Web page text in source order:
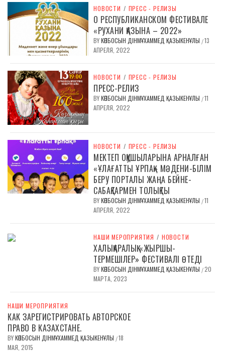
НОВОСТИ / ПРЕСС - РЕЛИЗЫ
О РЕСПУБЛИКАНСКОМ ФЕСТИВАЛЕ
«РУХАНИ ҚАЗЫНА – 2022»
BYКӨПБОСЫН ДІНМҰХАММЕД ҚАЗЫКЕНҰЛЫ /13
АПРЕЛЯ, 2022
НОВОСТИ / ПРЕСС - РЕЛИЗЫ
ПРЕСС-РЕЛИЗ
BYКӨПБОСЫН ДІНМҰХАММЕД ҚАЗЫКЕНҰЛЫ /11
АПРЕЛЯ, 2022
НОВОСТИ / ПРЕСС - РЕЛИЗЫ
МЕКТЕП ОҚУШЫЛАРЫНА АРНАЛҒАН
«ҰЛАҒАТТЫ ҰРПАҚ» МӘДЕНИ-БІЛІМ
БЕРУ ПОРТАЛЫ ЖАҢА БЕЙНЕ-
САБАҚТАРМЕН ТОЛЫҚТЫ
BYКӨПБОСЫН ДІНМҰХАММЕД ҚАЗЫКЕНҰЛЫ /11
АПРЕЛЯ, 2022
НАШИ МЕРОПРИЯТИЯ / НОВОСТИ
ХАЛЫҚАРАЛЫҚ «ЖЫРШЫ-
ТЕРМЕШІЛЕР» ФЕСТИВАЛІ ӨТЕДІ
BYКӨПБОСЫН ДІНМҰХАММЕД ҚАЗЫКЕНҰЛЫ /20
МАРТА, 2023
НАШИ МЕРОПРИЯТИЯ
КАК ЗАРЕГИСТРИРОВАТЬ АВТОРСКОЕ
ПРАВО В КАЗАХСТАНЕ.
BYКӨПБОСЫН ДІНМҰХАММЕД ҚАЗЫКЕНҰЛЫ /18
МАЯ, 2015